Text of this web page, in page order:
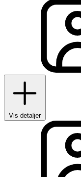
Vis detaljer